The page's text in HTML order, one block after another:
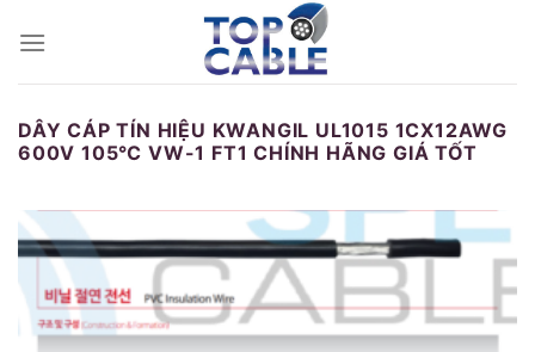
DÂY CÁP TÍN HIỆU KWANGIL UL1015 1CX12AWG
600V 105℃ VW-1 FT1 CHÍNH HÃNG GIÁ TỐT